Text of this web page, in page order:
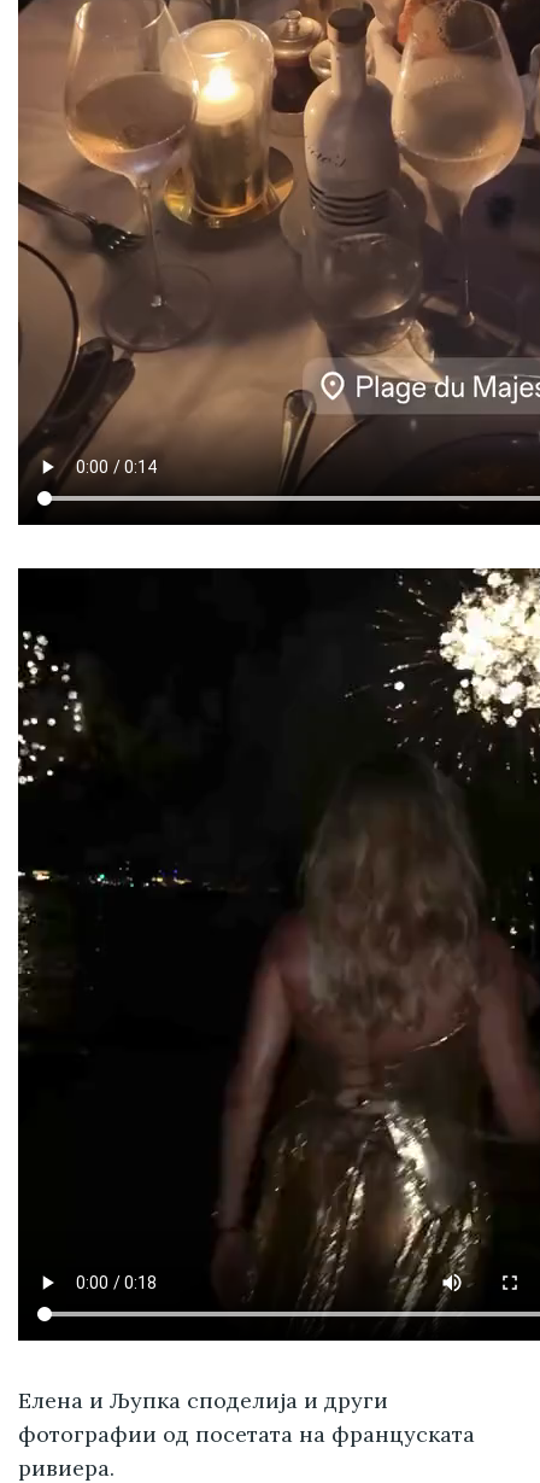
Елена и Љупка споделија и други
фотографии од посетата на француската
ривиера.